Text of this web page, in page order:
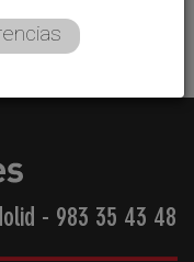
- 983 35 43 48